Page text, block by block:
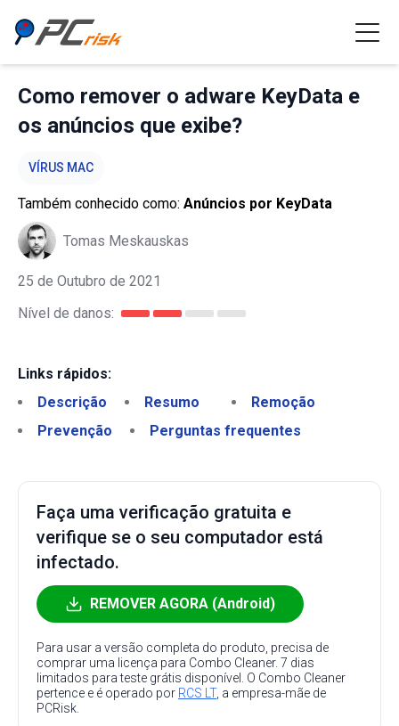
Como remover o adware KeyData e
os anúncios que exibe?
VÍRUS MAC
Também conhecido como: Anúncios por KeyData
Tomas Meskauskas
25 de Outubro de 2021
Nível de danos:
Links rápidos:
Descrição
Resumo
Remoção
Prevenção
Perguntas frequentes
Faça uma verificação gratuita e
verifique se o seu computador está
infectado.
REMOVER AGORA (Android)
Para usar a versão completa do produto, precisa de
comprar uma licença para Combo Cleaner. 7 dias
limitados para teste grátis disponível. O Combo Cleaner
pertence e é operado por RCS LT, a empresa-mãe de
PCRisk.